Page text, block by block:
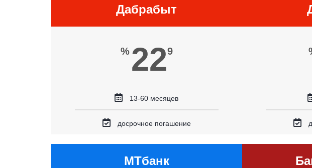
Дабрабыт
% 229
13-60 месяцев
досрочное погашение
МТбанк